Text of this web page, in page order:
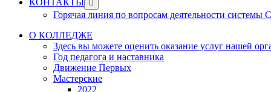
КОНТАКТЫ
sub
menu
Горячая линия по вопросам деятельности системы
О КОЛЛЕДЖЕ
Здесь вы можете оценить оказание услуг нашей
Год педагога и наставника
Движение Первых
Мастерские
2022